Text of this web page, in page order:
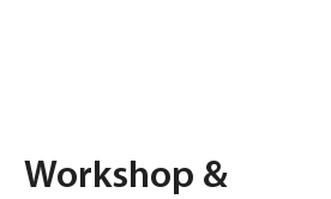
Workshop &